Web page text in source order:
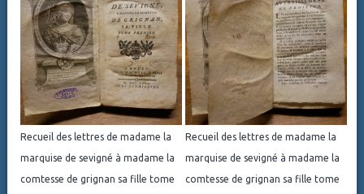
Recueil des lettres de madame la
marquise de sevigné à madame la
comtesse de grignan sa fille tome
Recueil des lettres de madame la
marquise de sevigné à madame la
comtesse de grignan sa fille tome